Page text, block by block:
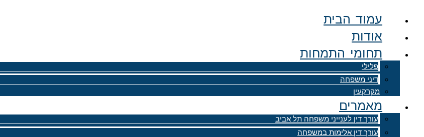
עמוד הבית
אודות
תחומי התמחות
פלילי
דיני משפחה
מקרקעין
מאמרים
עורך דין לענייני משפחה תל אביב
עורך דין אלימות במשפחה